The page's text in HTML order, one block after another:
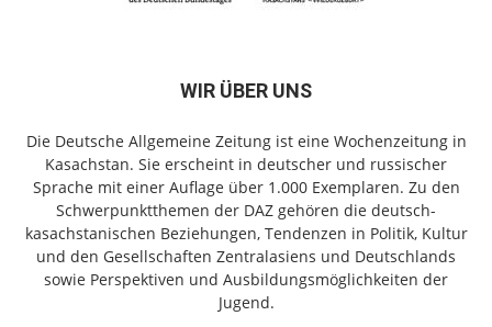
WIR ÜBER UNS
Die Deutsche Allgemeine Zeitung ist eine Wochenzeitung in
Kasachstan. Sie erscheint in deutscher und russischer
Sprache mit einer Auflage über 1.000 Exemplaren. Zu den
Schwerpunktthemen der DAZ gehören die deutsch-
kasachstanischen Beziehungen, Tendenzen in Politik, Kultur
und den Gesellschaften Zentralasiens und Deutschlands
sowie Perspektiven und Ausbildungsmöglichkeiten der
Jugend.